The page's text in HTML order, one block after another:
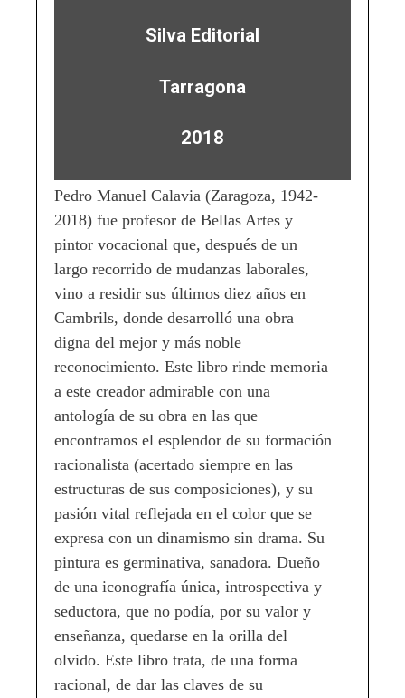
Silva Editorial
Tarragona
2018
Pedro Manuel Calavia (Zaragoza, 1942-
2018) fue profesor de Bellas Artes y
pintor vocacional que, después de un
largo recorrido de mudanzas laborales,
vino a residir sus últimos diez años en
Cambrils, donde desarrolló una obra
digna del mejor y más noble
reconocimiento. Este libro rinde memoria
a este creador admirable con una
antología de su obra en las que
encontramos el esplendor de su formación
racionalista (acertado siempre en las
estructuras de sus composiciones), y su
pasión vital reflejada en el color que se
expresa con un dinamismo sin drama. Su
pintura es germinativa, sanadora. Dueño
de una iconografía única, introspectiva y
seductora, que no podía, por su valor y
enseñanza, quedarse en la orilla del
olvido. Este libro trata, de una forma
racional, de dar las claves de su